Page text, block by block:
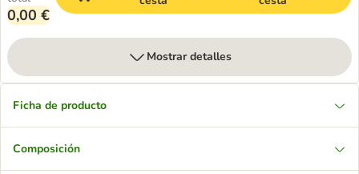
0,00 €
Mostrar detalles
Ficha de producto
Composición